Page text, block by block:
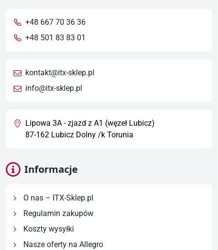
+48 667 70 36 36
+48 501 83 83 01
kontakt@itx-sklep.pl
info@itx-sklep.pl
Lipowa 3A - zjazd z A1 (węzeł Lubicz)
87-162 Lubicz Dolny /k Torunia
Informacje
O nas – ITX-Sklep.pl
Regulamin zakupów
Koszty wysyłki
Nasze oferty na Allegro